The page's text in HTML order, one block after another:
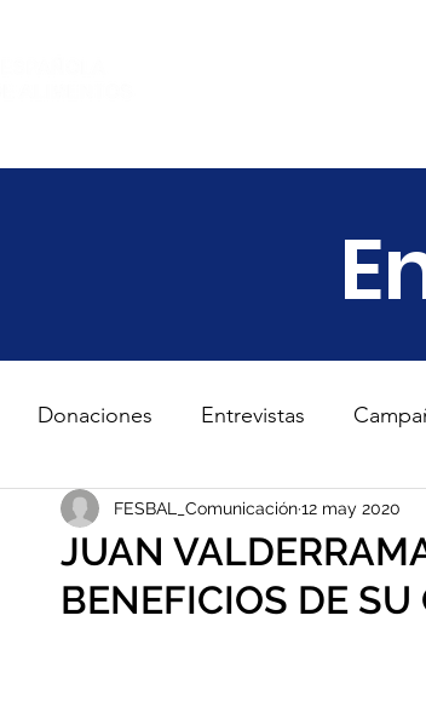
Donaciones Entrevistas
Gran Recogida de Alimentos
JUAN
BENEFICIOS DE
FESBAL_Comunicación12 may 2020